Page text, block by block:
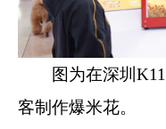
图为在深圳K11
客制作爆米花。